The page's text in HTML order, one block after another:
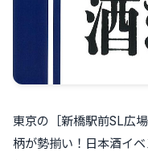
東京の［新橋駅前SL広
柄が勢揃い！日本酒イ